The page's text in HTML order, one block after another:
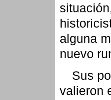
alguna
nuevo
Sus
valieron